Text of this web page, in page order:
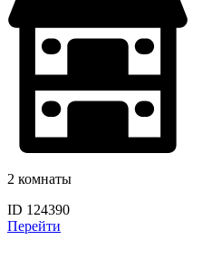
2 комнаты
ID 124390
Перейти